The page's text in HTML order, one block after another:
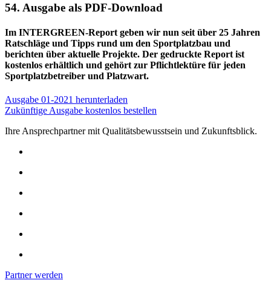
54. Ausgabe als PDF-Download
Im INTERGREEN-Report geben wir nun seit über 25 Jahren
Ratschläge und Tipps rund um den Sportplatzbau und
berichten über aktuelle Projekte. Der gedruckte Report ist
kostenlos erhältlich und gehört zur Pflichtlektüre für jeden
Sportplatzbetreiber und Platzwart.
Ausgabe 01-2021 herunterladen
Zukünftige Ausgabe kostenlos bestellen
Ihre Ansprechpartner mit Qualitätsbewusstsein und Zukunftsblick.
Partner werden